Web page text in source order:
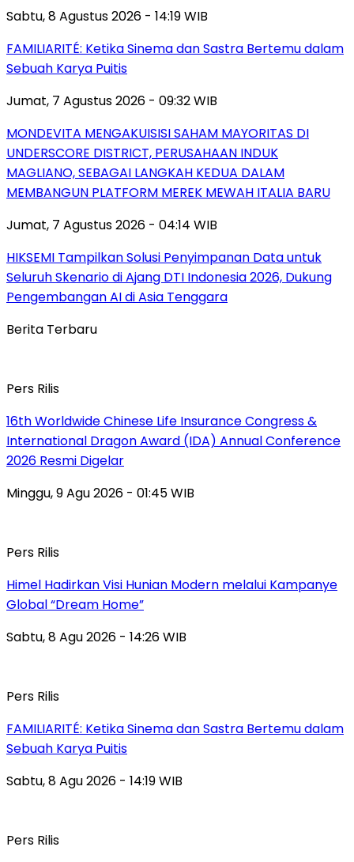
Sabtu, 8 Agustus 2026 - 14:19 WIB
FAMILIARITÉ: Ketika Sinema dan Sastra Bertemu dalam
Sebuah Karya Puitis
Jumat, 7 Agustus 2026 - 09:32 WIB
MONDEVITA MENGAKUISISI SAHAM MAYORITAS DI
UNDERSCORE DISTRICT, PERUSAHAAN INDUK
MAGLIANO, SEBAGAI LANGKAH KEDUA DALAM
MEMBANGUN PLATFORM MEREK MEWAH ITALIA BARU
Jumat, 7 Agustus 2026 - 04:14 WIB
HIKSEMI Tampilkan Solusi Penyimpanan Data untuk
Seluruh Skenario di Ajang DTI Indonesia 2026, Dukung
Pengembangan AI di Asia Tenggara
Berita Terbaru
Pers Rilis
16th Worldwide Chinese Life Insurance Congress &
International Dragon Award (IDA) Annual Conference
2026 Resmi Digelar
Minggu, 9 Agu 2026 - 01:45 WIB
Pers Rilis
Himel Hadirkan Visi Hunian Modern melalui Kampanye
Global “Dream Home”
Sabtu, 8 Agu 2026 - 14:26 WIB
Pers Rilis
FAMILIARITÉ: Ketika Sinema dan Sastra Bertemu dalam
Sebuah Karya Puitis
Sabtu, 8 Agu 2026 - 14:19 WIB
Pers Rilis